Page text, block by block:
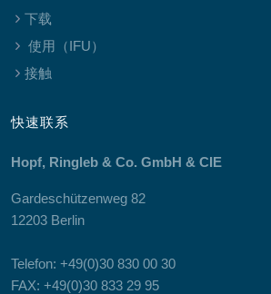
下载
使用（IFU）
接触
快速联系
Hopf, Ringleb & Co. GmbH & CIE
Gardeschützenweg 82
12203 Berlin
Telefon: +49(0)30 830 00 30
FAX: +49(0)30 833 29 95